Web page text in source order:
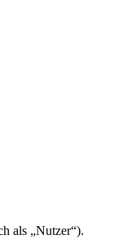
als „Nutzer“).